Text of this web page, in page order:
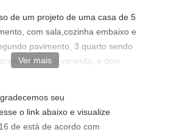
adquirir este projeto
conosco em
Ficaremos
ajudá-lo!
de um projeto de uma casa de 5
com sala,cozinha embaixo e
pavimento, 3 quarto sendo
direto a varanda, e dois
conjugado. como faço para
Se possivel mada resposta
Ver mais
seu
o link abaixo e visualize
de está de acordo com